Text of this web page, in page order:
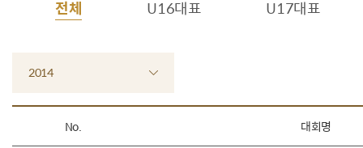
전체 U16대표 U17대표
2014
No. 대회명